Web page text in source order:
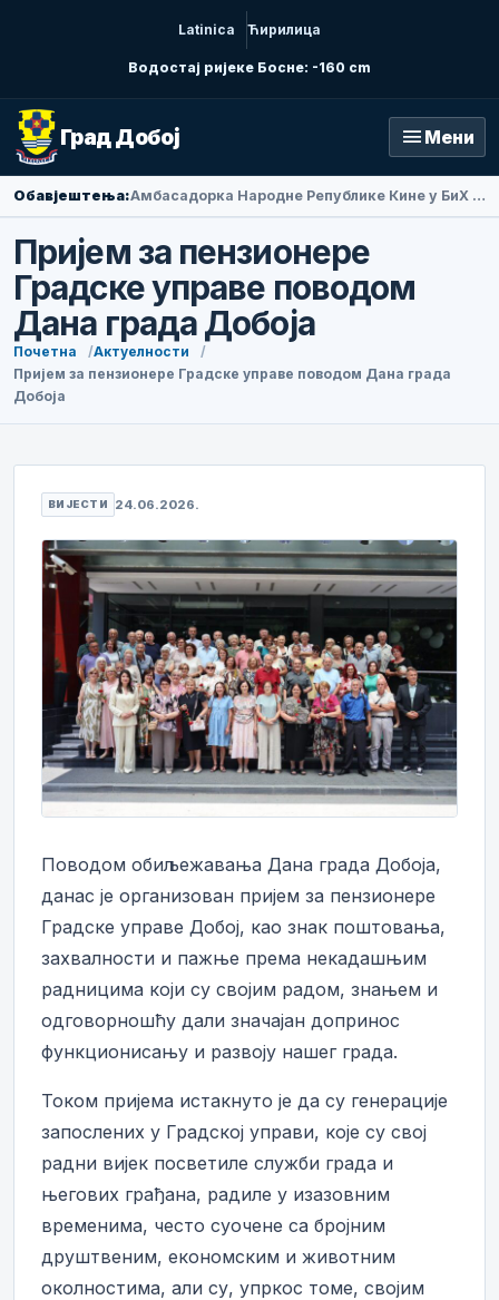
Latinica Ћирилица
Водостај ријеке Босне: -160 cm
Град Добој menu Мени
Обавјештења: Амбасадорка Народне Републике Кине у БиХ Ли Фан посјетила Добој
Пријем за пензионере
Градске управе поводом
Дана града Добоја
Почетна
Актуелности
Пријем за пензионере Градске управе поводом Дана града
Добоја
ВИЈЕСТИ 24.06.2026.
Поводом обиљежавања Дана града Добоја,
данас је организован пријем за пензионере
Градске управе Добој, као знак поштовања,
захвалности и пажње према некадашњим
радницима који су својим радом, знањем и
одговорношћу дали значајан допринос
функционисању и развоју нашег града.
Током пријема истакнуто је да су генерације
запослених у Градској управи, које су свој
радни вијек посветиле служби града и
његових грађана, радиле у изазовним
временима, често суочене са бројним
друштвеним, економским и животним
околностима, али су, упркос томе, својим